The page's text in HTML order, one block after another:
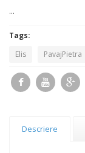
...
Tags:
Elis
PavajPietra
Descriere